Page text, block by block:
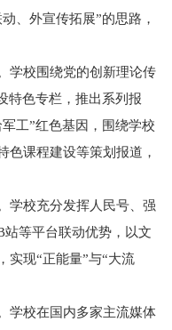
、外宣传拓展”的思路，
学校围绕党的创新理论传
特色专栏，推出系列报
工”红色基因，围绕学校
色课程建设等策划报道，
学校充分发挥人民号、强
等平台联动优势，以文
实现“正能量”与“大流
学校在国内多家主流媒体